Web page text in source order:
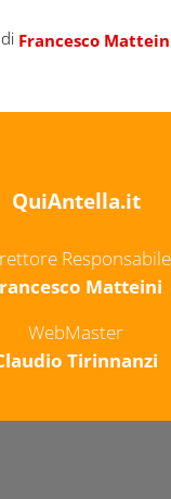
Francesco
QuiAntella.it
Responsabile
Matteini
WebMaster
Tirinnanzi